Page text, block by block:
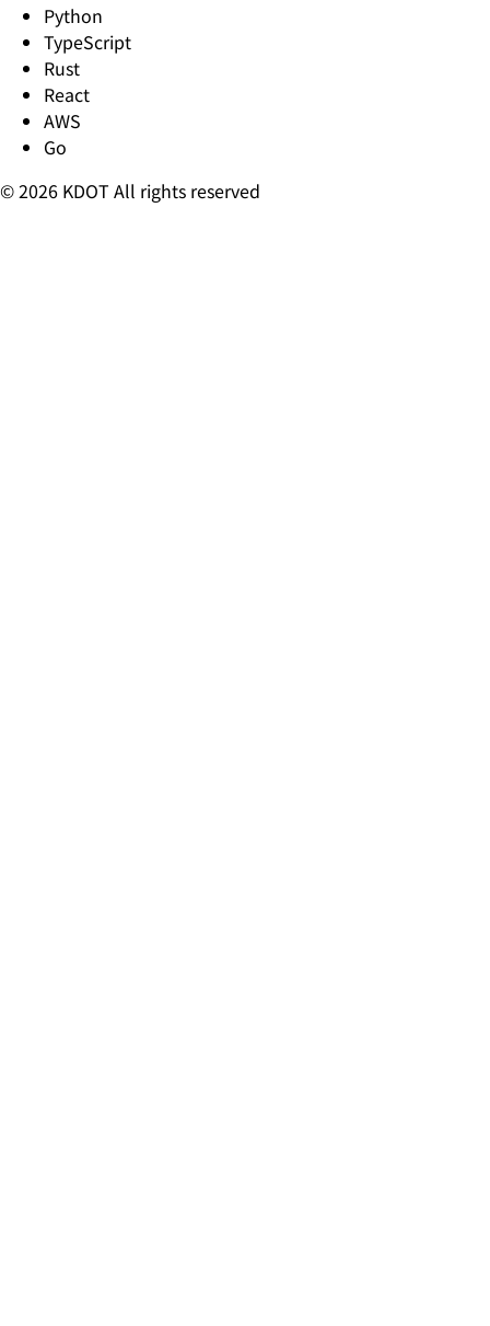
Python
TypeScript
Rust
React
AWS
Go
© 2026 KDOT All rights reserved